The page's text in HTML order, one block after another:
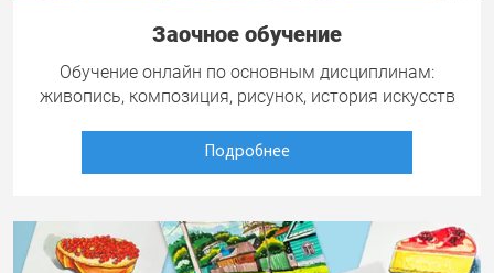
Заочное обучение
Обучение онлайн по основным дисциплинам:
живопись, композиция, рисунок, история искусств
Подробнее